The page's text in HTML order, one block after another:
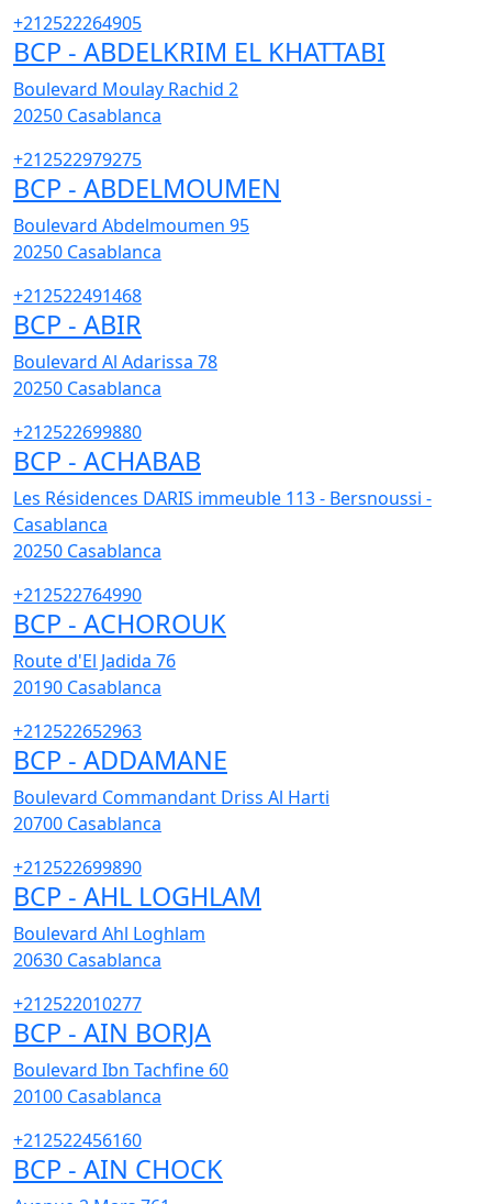
+212522264905
BCP - ABDELKRIM EL KHATTABI
Boulevard Moulay Rachid 2
20250 Casablanca
+212522979275
BCP - ABDELMOUMEN
Boulevard Abdelmoumen 95
20250 Casablanca
+212522491468
BCP - ABIR
Boulevard Al Adarissa 78
20250 Casablanca
+212522699880
BCP - ACHABAB
Les Résidences DARIS immeuble 113 - Bersnoussi -
Casablanca
20250 Casablanca
+212522764990
BCP - ACHOROUK
Route d'El Jadida 76
20190 Casablanca
+212522652963
BCP - ADDAMANE
Boulevard Commandant Driss Al Harti
20700 Casablanca
+212522699890
BCP - AHL LOGHLAM
Boulevard Ahl Loghlam
20630 Casablanca
+212522010277
BCP - AIN BORJA
Boulevard Ibn Tachfine 60
20100 Casablanca
+212522456160
BCP - AIN CHOCK